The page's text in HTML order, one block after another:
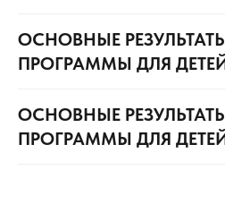
ОСНОВНЫЕ
ПРОГРАММЫ ДЛЯ ДЕТЕЙ
ОСНОВНЫЕ
ПРОГРАММЫ ДЛЯ ДЕТЕЙ